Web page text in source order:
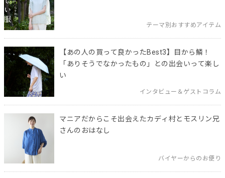
テーマ別おすすめアイテム
【あの人の買って良かったBest3】目から鱗！
「ありそうでなかったもの」との出会いって楽し
い
インタビュー＆ゲストコラム
マニアだからこそ出会えたカディ村とモスリン兄
さんのおはなし
バイヤーからのお便り